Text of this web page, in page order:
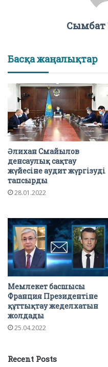
Сымбат
Басқа жаңалықтар
Әлихан Смайылов
денсаулық сақтау
жүйесіне аудит жүргізуді
тапсырды
28.01.2022
Мемлекет басшысы
Франция Президентіне
құттықтау жеделхатын
жолдады
25.04.2022
Recent Posts